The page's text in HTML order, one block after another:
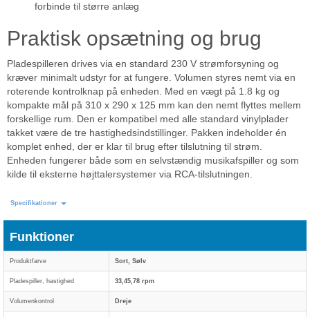
forbinde til større anlæg
Praktisk opsætning og brug
Pladespilleren drives via en standard 230 V strømforsyning og
kræver minimalt udstyr for at fungere. Volumen styres nemt via en
roterende kontrolknap på enheden. Med en vægt på 1.8 kg og
kompakte mål på 310 x 290 x 125 mm kan den nemt flyttes mellem
forskellige rum. Den er kompatibel med alle standard vinylplader
takket være de tre hastighedsindstillinger. Pakken indeholder én
komplet enhed, der er klar til brug efter tilslutning til strøm.
Enheden fungerer både som en selvstændig musikafspiller og som
kilde til eksterne højttalersystemer via RCA-tilslutningen.
Specifikationer
Funktioner
Produktfarve Sort, Sølv
Pladespiller, hastighed 33,45,78 rpm
Volumenkontrol Dreje